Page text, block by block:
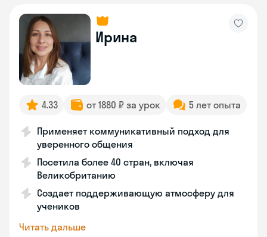
Ирина
4.33 от 1880 ₽ за урок 5 лет опыта
Применяет коммуникативный подход для
уверенного общения
Посетила более 40 стран, включая
Великобританию
Создает поддерживающую атмосферу для
учеников
Читать дальше